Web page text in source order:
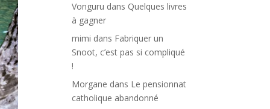
Vonguru dans Quelques livres
à gagner
mimi dans Fabriquer un
Snoot, c’est pas si compliqué
!
Morgane dans Le pensionnat
catholique abandonné